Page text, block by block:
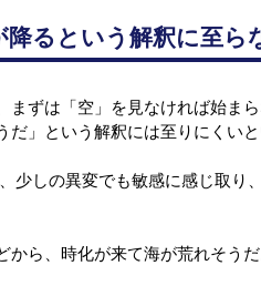
るという解釈に至ら
ずは「空」を見なければ始ま
」という解釈には至りにくいと
少しの異変でも敏感に感じ取り
ら、時化が来て海が荒れそうだ